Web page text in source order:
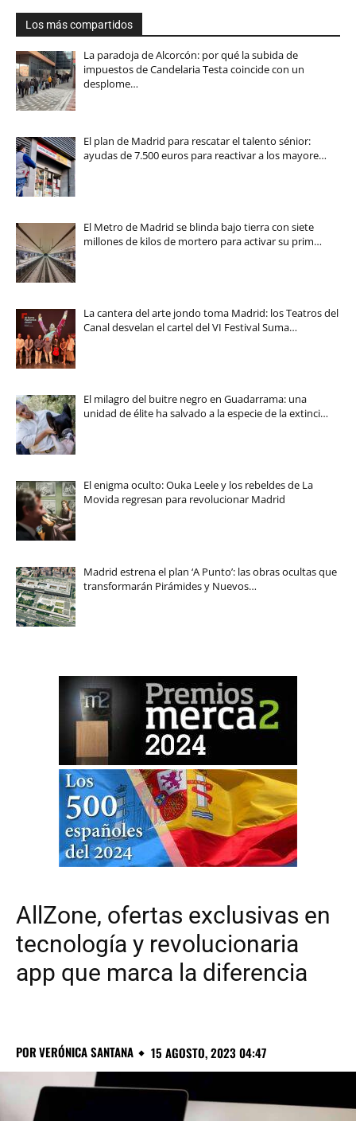
Los más compartidos
La paradoja de Alcorcón: por qué la subida de
impuestos de Candelaria Testa coincide con un
desplome…
El plan de Madrid para rescatar el talento sénior:
ayudas de 7.500 euros para reactivar a los mayore…
El Metro de Madrid se blinda bajo tierra con siete
millones de kilos de mortero para activar su prim…
La cantera del arte jondo toma Madrid: los Teatros del
Canal desvelan el cartel del VI Festival Suma…
El milagro del buitre negro en Guadarrama: una
unidad de élite ha salvado a la especie de la extinci…
El enigma oculto: Ouka Leele y los rebeldes de La
Movida regresan para revolucionar Madrid
Madrid estrena el plan ‘A Punto’: las obras ocultas que
transformarán Pirámides y Nuevos…
AllZone, ofertas exclusivas en
tecnología y revolucionaria
app que marca la diferencia
PORVERÓNICA SANTANA 15 AGOSTO, 2023 04:47